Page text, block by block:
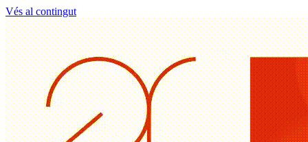
Vés al contingut